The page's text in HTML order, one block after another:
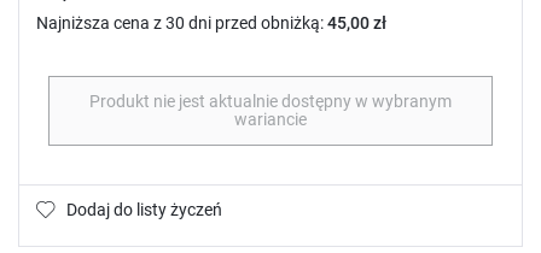
Najniższa cena z 30 dni przed obniżką:45,00 zł
Produkt nie jest aktualnie dostępny w wybranym
wariancie
Dodaj do listy życzeń